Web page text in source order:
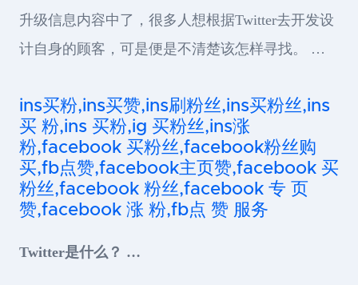
升级信息内容中了，很多人想根据Twitter去开发设
计自身的顾客，可是便是不清楚该怎样寻找。 …
ins买粉,ins买赞,ins刷粉丝,ins买粉丝,ins
买 粉,ins 买粉,ig 买粉丝,ins涨
粉,facebook 买粉丝,facebook粉丝购
买,fb点赞,facebook主页赞,facebook 买
粉丝,facebook 粉丝,facebook 专 页
赞,facebook 涨 粉,fb点 赞 服务
Twitter是什么？ …